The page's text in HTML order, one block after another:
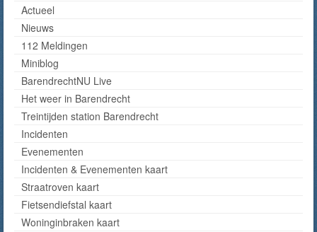
Actueel
Nieuws
112 Meldingen
Miniblog
BarendrechtNU Live
Het weer in Barendrecht
Treintijden station Barendrecht
Incidenten
Evenementen
Incidenten & Evenementen kaart
Straatroven kaart
Fietsendiefstal kaart
Woninginbraken kaart